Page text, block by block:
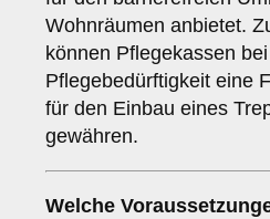
Wohnräumen anbietet.
können Pflegekassen bei
Pflegebedürftigkeit eine
für den Einbau eines
gewähren.
Welche